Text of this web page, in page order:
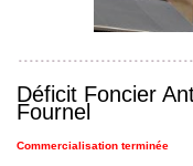
Déficit Foncier
Fournel
Commercialisation terminée